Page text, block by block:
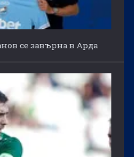
се завърна в Арда